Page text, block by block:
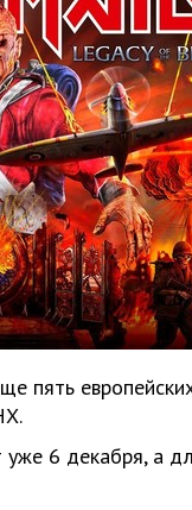
пять
6 декабря, а